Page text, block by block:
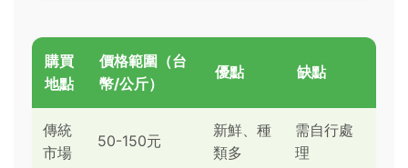
購買
地點
價格範圍（台
幣/公斤）
優點 缺點
傳統
市場
50-150元
新鮮、種
類多
需自行處
理